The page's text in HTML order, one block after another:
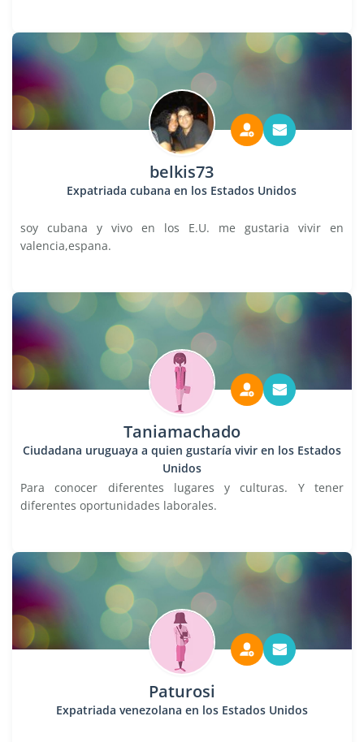
belkis73
Expatriada cubana en los Estados Unidos
soy cubana y vivo en los E.U. me gustaria vivir en
valencia,espana.
Taniamachado
Ciudadana uruguaya a quien gustaría vivir en los Estados
Unidos
Para conocer diferentes lugares y culturas. Y tener
diferentes oportunidades laborales.
Paturosi
Expatriada venezolana en los Estados Unidos